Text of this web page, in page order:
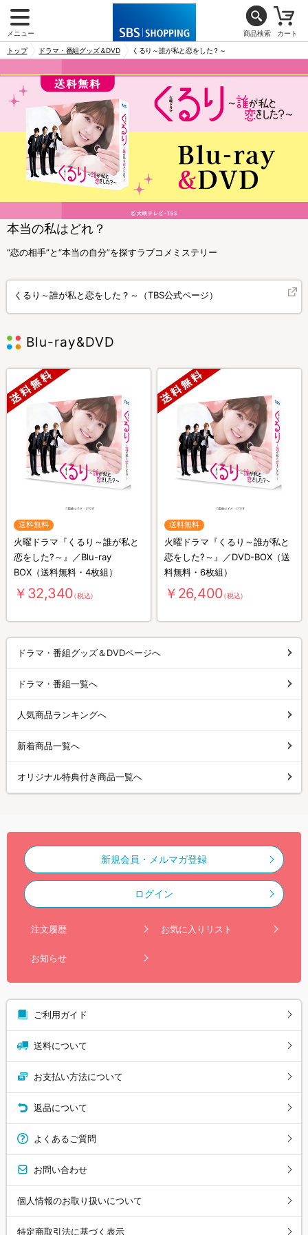
メニュー 商品検索 カート
トップ ドラマ・番組グッズ＆DVD くるり～誰が私と恋をした？～
本当の私はどれ？
“恋の相手”と“本当の自分”を探すラブコメミステリー
くるり～誰が私と恋をした？～（TBS公式ページ）
Blu-ray&DVD
送料無料
火曜ドラマ『くるり～誰が私と
恋をした?～』／Blu-ray
BOX（送料無料・4枚組）
￥32,340（税込）
送料無料
火曜ドラマ『くるり～誰が私と
恋をした?～』／DVD-BOX（送
料無料・6枚組）
￥26,400（税込）
ドラマ・番組グッズ＆DVDページへ
ドラマ・番組一覧へ
人気商品ランキングへ
新着商品一覧へ
オリジナル特典付き商品一覧へ
新規会員・メルマガ登録
ログイン
注文履歴 お気に入りリスト
お知らせ
ご利用ガイド
送料について
お支払い方法について
返品について
よくあるご質問
お問い合わせ
個人情報のお取り扱いについて
特定商取引法に基づく表示